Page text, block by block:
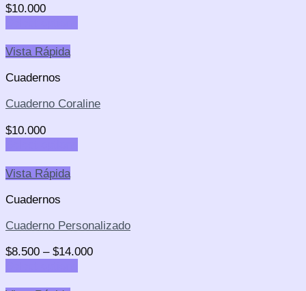
$10.000
Vista Rápida
Cuadernos
Cuaderno Coraline
$10.000
Vista Rápida
Cuadernos
Cuaderno Personalizado
$8.500 – $14.000